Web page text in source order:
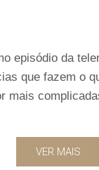
episódio da
que fazem o
mais
VER MAIS